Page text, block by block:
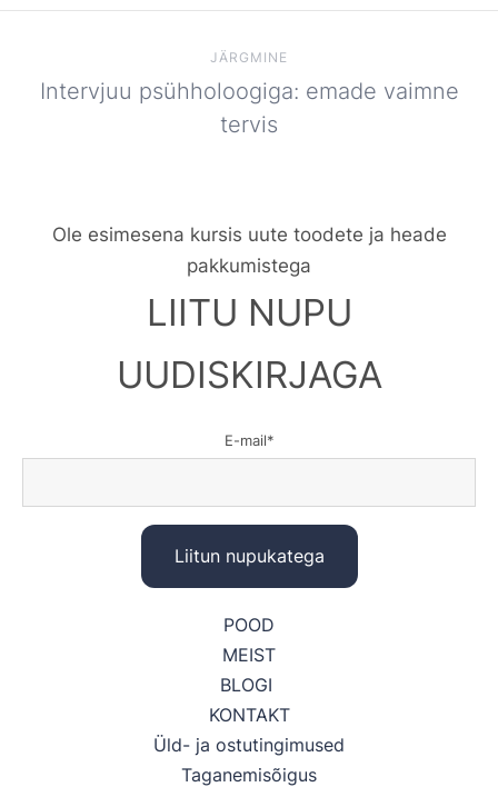
JÄRGMINE
Intervjuu psühholoogiga: emade vaimne
tervis
Ole esimesena kursis uute toodete ja heade
pakkumistega
LIITU NUPU
UUDISKIRJAGA
E-mail
POOD
MEIST
BLOGI
KONTAKT
Üld- ja ostutingimused
Taganemisõigus